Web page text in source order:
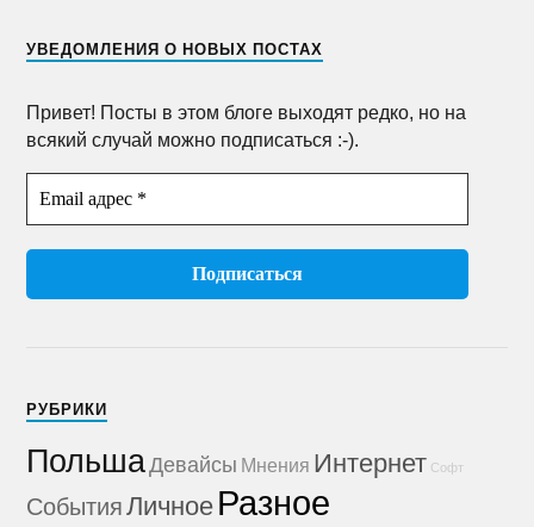
УВЕДОМЛЕНИЯ О НОВЫХ ПОСТАХ
Привет! Посты в этом блоге выходят редко, но на
всякий случай можно подписаться :-).
РУБРИКИ
ПольшаДевайсы Мнения Интернет Софт
СобытияЛичноеРазное